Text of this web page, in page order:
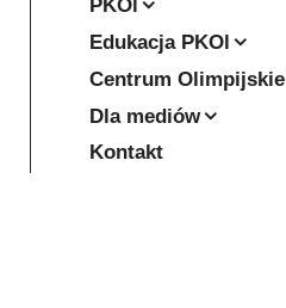
PKOl
Edukacja PKOl
Centrum Olimpijskie
Dla mediów
Kontakt